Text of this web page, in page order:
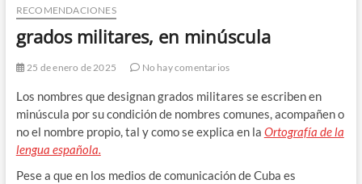
RECOMENDACIONES
grados militares, en minúscula
25 de enero de 2025 No hay comentarios
Los nombres que designan grados militares se escriben en
minúscula por su condición de nombres comunes, acompañen o
no el nombre propio, tal y como se explica en la Ortografía de la
lengua española.
Pese a que en los medios de comunicación de Cuba es